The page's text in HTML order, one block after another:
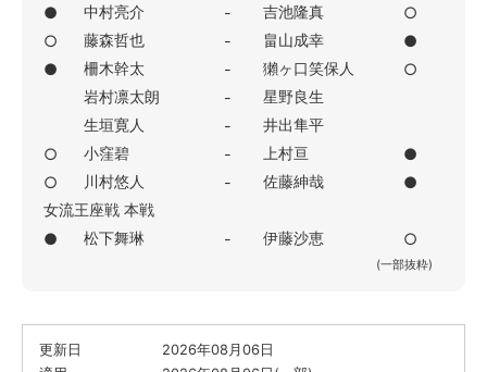
●
中村亮介 - 吉池隆真
○
○
藤森哲也 - 畠山成幸
●
●
柵木幹太 - 獺ヶ口笑保人
○
岩村凛太朗
-
星野良生
生垣寛人
-
井出隼平
○
小窪碧 - 上村亘
●
○
川村悠人 - 佐藤紳哉
●
女流王座戦 本戦
●
松下舞琳 - 伊藤沙恵 ○
(一部抜粋)
更新日
2026年08月06日